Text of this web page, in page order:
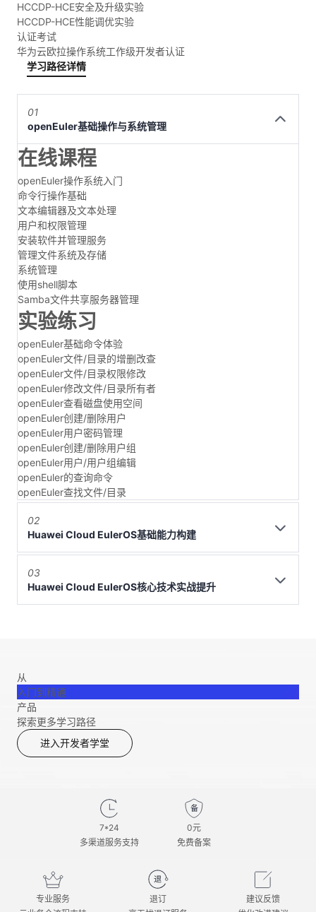
HCCDP-HCE安全及升级实验
HCCDP-HCE性能调优实验
认证考试
华为云欧拉操作系统工作级开发者认证
学习路径详情
01
openEuler基础操作与系统管理
在线课程
openEuler操作系统入门
命令行操作基础
文本编辑器及文本处理
用户和权限管理
安装软件并管理服务
管理文件系统及存储
系统管理
使用shell脚本
Samba文件共享服务器管理
实验练习
openEuler基础命令体验
openEuler文件/目录的增删改查
openEuler文件/目录权限修改
openEuler修改文件/目录所有者
openEuler查看磁盘使用空间
openEuler创建/删除用户
openEuler用户密码管理
openEuler创建/删除用户组
openEuler用户/用户组编辑
openEuler的查询命令
openEuler查找文件/目录
02
Huawei Cloud EulerOS基础能力构建
03
Huawei Cloud EulerOS核心技术实战提升
从
入门到精通
产品
探索更多学习路径
进入开发者学堂
7*24
多渠道服务支持
0元
免费备案
专业服务
退订
建议反馈